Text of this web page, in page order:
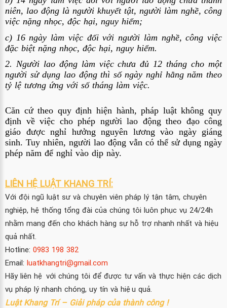
niên, lao động là người khuyết tật, người làm nghề, công
việc nặng nhọc, độc hại, nguy hiểm;
c) 16 ngày làm việc đối với người làm nghề, công việc
đặc biệt nặng nhọc, độc hại, nguy hiểm.
2. Người lao động làm việc chưa đủ 12 tháng cho một
người sử dụng lao động thì số ngày nghỉ hằng năm theo
tỷ lệ tương ứng với số tháng làm việc.
Căn cứ theo quy định hiện hành, pháp luật không quy
định về việc cho phép người lao động theo đạo công
giáo được nghỉ hưởng nguyên lương vào ngày giáng
sinh. Tuy nhiên, người lao động vẫn có thể sử dụng ngày
phép năm để nghỉ vào dịp này.
LIÊN HỆ LUẬT KHANG TRÍ:
Với đội ngũ luật sư và chuyên viên pháp lý tận tâm, chuyên
nghiệp, hệ thống tổng đài của chúng tôi luôn phục vụ 24/24h
nhằm mang đến cho khách hàng sự hỗ trợ nhanh nhất và hiệu
quả nhất.
Hotline: 0983 198 382
Email: luatkhangtri@gmail.com
Hãy liên hệ với chúng tôi để được tư vấn và thực hiện các dịch
vụ pháp lý nhanh chóng, uy tín và hiệu quả.
Luật Khang Trí – Giải pháp của thành công !